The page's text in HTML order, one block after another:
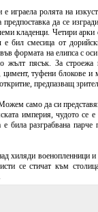
ролята на
да се
кладенци. Четири арки
е бил смесица от
формата на елипса с
жълт пясък. За строежа
туфени блокове и
предпазващ
само да си
империя, чудото се е
била разграбвана парче
хиляди военопленници
се стичат към